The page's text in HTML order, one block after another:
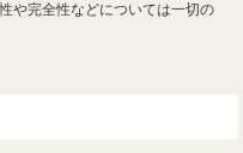
や完全性などについては一切の